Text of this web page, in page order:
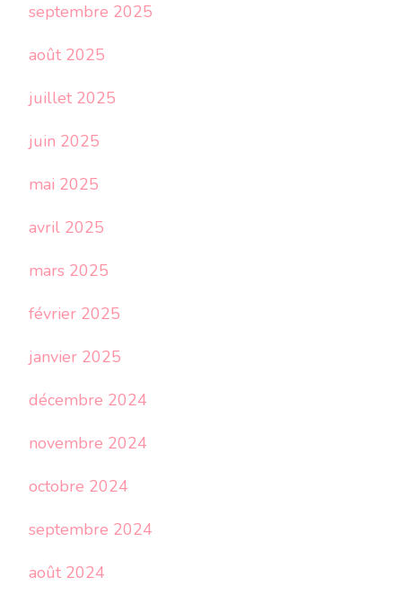
septembre 2025
août 2025
juillet 2025
juin 2025
mai 2025
avril 2025
mars 2025
février 2025
janvier 2025
décembre 2024
novembre 2024
octobre 2024
septembre 2024
août 2024